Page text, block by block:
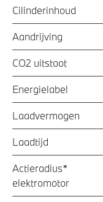
Cilinderinhoud
Aandrijving
CO2 uitstoot
Energielabel
Laadvermogen
Laadtijd
Actieradius*
elektromotor